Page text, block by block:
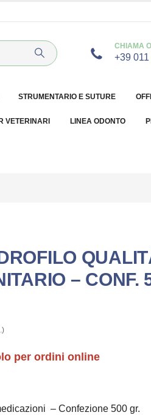
CHIAMA
+39
STRUMENTARIO E SUTURE
VETERINARI LINEA ODONTO
– CONF.
per ordini online
– Confezione 500 gr.